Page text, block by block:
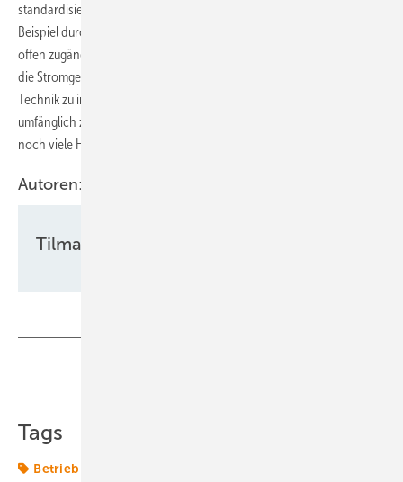
standardisierte Daten mit einer gegenseitigen Vergleichbarkeit zum
Beispiel durch eindeutige Zeitstempel generiert und dem Betreiber
offen zugänglich sein. Damit könnten wir heute schon mancherorts
die Stromgestehungskosten deutlich reduzieren, ohne noch mehr
Technik zu installieren. Solche Daten gemeinschaftlich und
umfänglich zu nützen wäre die Devise für morgen. Dabei sind jedoch
noch viele Hürden zu überwinden.
Autoren:
Tilman Weber
Tags
Betrieb